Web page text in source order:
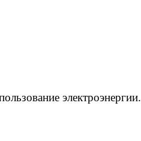
электроэнергии.